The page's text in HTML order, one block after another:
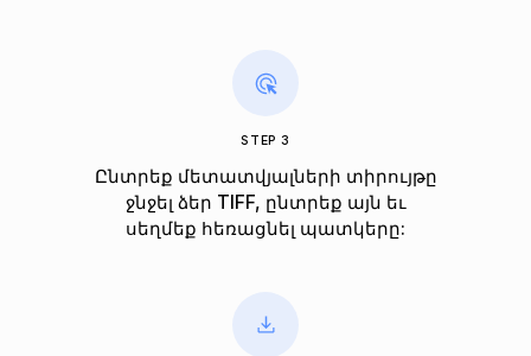
STEP 3
Ընտրեք մետատվյալների տիրույթը
ջնջել ձեր TIFF, ընտրեք այն եւ
սեղմեք հեռացնել պատկերը: